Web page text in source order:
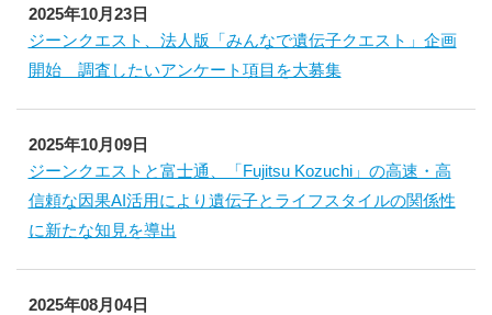
2025年10月23日
ジーンクエスト、法人版「みんなで遺伝子クエスト」企画
開始 調査したいアンケート項目を大募集
2025年10月09日
ジーンクエストと富士通、「Fujitsu Kozuchi」の高速・高
信頼な因果AI活用により遺伝子とライフスタイルの関係性
に新たな知見を導出
2025年08月04日